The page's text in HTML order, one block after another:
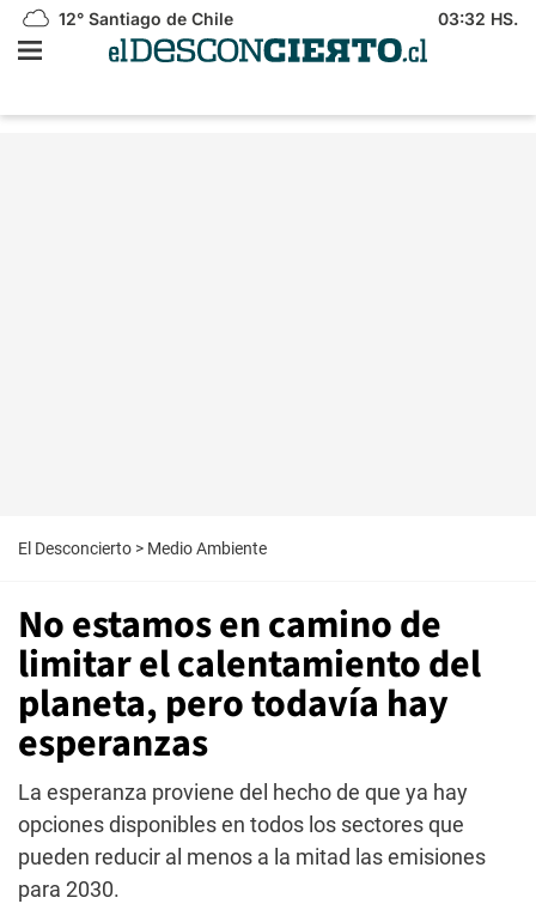
12° Santiago de Chile 03:32 HS.
El Desconcierto > Medio Ambiente
No estamos en camino de
limitar el calentamiento del
planeta, pero todavía hay
esperanzas
La esperanza proviene del hecho de que ya hay
opciones disponibles en todos los sectores que
pueden reducir al menos a la mitad las emisiones
para 2030.